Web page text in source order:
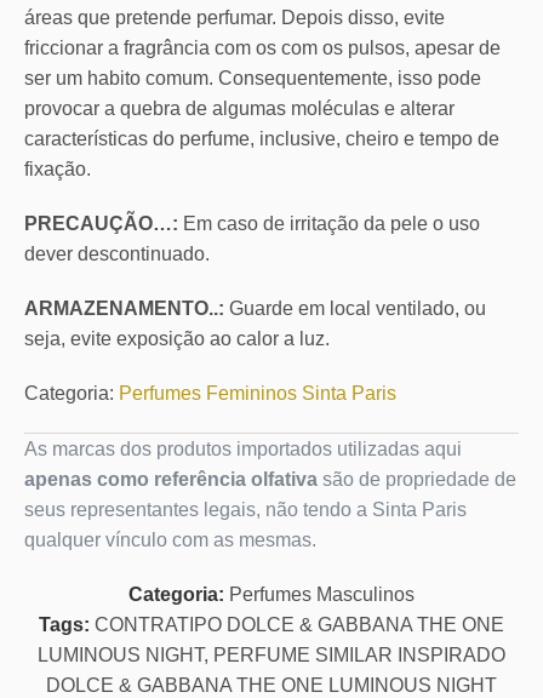
áreas que pretende perfumar. Depois disso, evite
friccionar a fragrância com os com os pulsos, apesar de
ser um habito comum. Consequentemente, isso pode
provocar a quebra de algumas moléculas e alterar
características do perfume, inclusive, cheiro e tempo de
fixação.
PRECAUÇÃO…: Em caso de irritação da pele o uso
dever descontinuado.
ARMAZENAMENTO..: Guarde em local ventilado, ou
seja, evite exposição ao calor a luz.
Categoria: Perfumes Femininos Sinta Paris
As marcas dos produtos importados utilizadas aqui
apenas como referência olfativa são de propriedade de
seus representantes legais, não tendo a Sinta Paris
qualquer vínculo com as mesmas.
Categoria: Perfumes Masculinos
Tags: CONTRATIPO DOLCE & GABBANA THE ONE
LUMINOUS NIGHT, PERFUME SIMILAR INSPIRADO
DOLCE & GABBANA THE ONE LUMINOUS NIGHT